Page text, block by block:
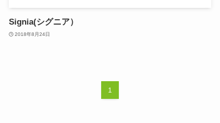
Signia(シグニア）
2018年8月24日
1